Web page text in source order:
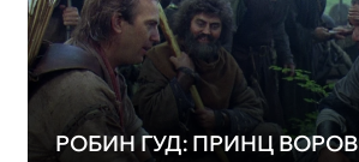
РОБИН ГУД: ПРИНЦ ВОРОВ